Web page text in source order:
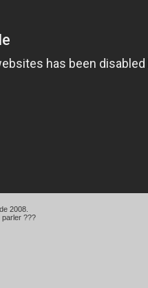
2008.
parler ???